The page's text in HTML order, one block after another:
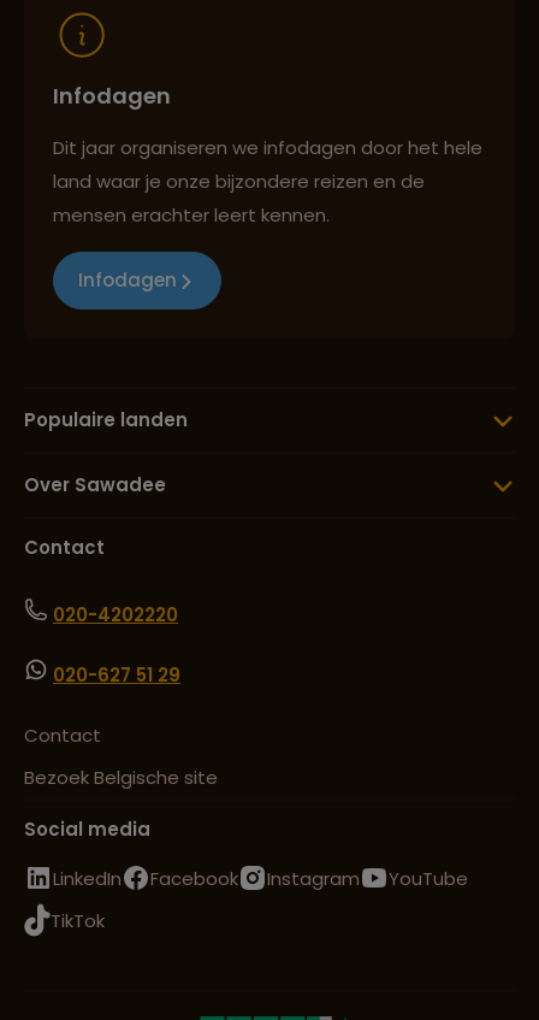
Infodagen
Dit jaar organiseren we infodagen door het hele
land waar je onze bijzondere reizen en de
mensen erachter leert kennen.
Infodagen
Populaire landen
Over Sawadee
Contact
020-4202220
020-627 51 29
Contact
Bezoek Belgische site
Social media
LinkedIn
Facebook Instagram
YouTube
TikTok